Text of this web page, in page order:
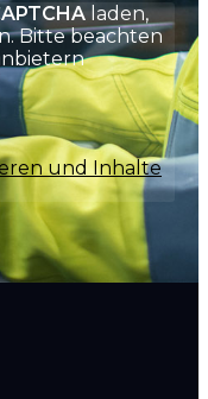
laden,
Bitte beachten
und Inhalte